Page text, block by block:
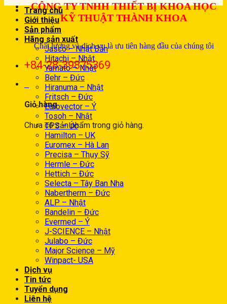
CÔNG TY TNHH THIẾT BỊ KHOA HỌC
KỸ THUẬT THÀNH KHOA
Chất lượng và dịch vụ là ưu tiên hàng đầu của chúng tôi
+84-28-39875369
Giỏ hàng
Chưa có sản phẩm trong giỏ hàng.
Trang chủ
Giới thiệu
Sản phẩm
Hãng sản xuất
Jasco – Nhật Bản
Hitachi – Nhật
Yamato – Nhật
Behr – Đức
Hiranuma – Nhật
Fritsch – Đức
Eurovector – Ý
Tosoh – Nhật
TPS – Úc
Hamilton – UK
Euromex – Hà Lan
Precisa – Thụy Sỹ
Hermle – Đức
Hettich – Đức
Selecta – Tây Ban Nha
Nabertherm – Đức
ALP – Nhật
Bandelin – Đức
Evermed – Ý
J-SCIENCE – Nhật
Julabo – Đức
Major Science – Mỹ
Winpact- USA
Dịch vụ
Tin tức
Tuyển dụng
Liên hệ